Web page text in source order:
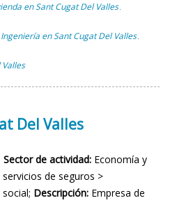
en Sant Cugat Del Valles ,
en Sant Cugat Del Valles ,
Del Valles
Sector de actividad: Economía y
de seguros >
Descripción: Empresa de